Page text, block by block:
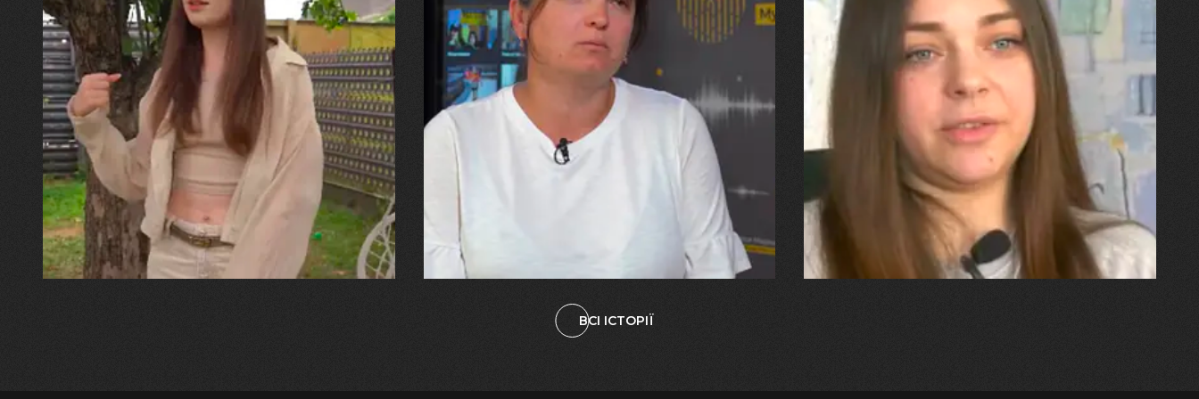
30.07.2026
Калина, Дарина та Віра Папроцькі
"Хвиля була, як від моря,
прозора і велика… Я ледве
встигла схопити племінницю"
29.07.2026
Марина, Ваїд та Аміна Харченко
"Попри всі втрати, ми не
зламалися: тепер я бачу
свого вбитого чоловіка у
наших дітях"
27.07.2026
"Я перенесла 11 операцій, та
плакала від фантомного
болю. Але маленька донька
бере за руку і змушує йти
далі"
ВСІ ІСТОРІЇ